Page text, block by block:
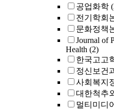
공업화학
전기학회
문화정책
Journal of
Health (2)
한국고고
정신보건
사회복지
대한척추
멀티미디